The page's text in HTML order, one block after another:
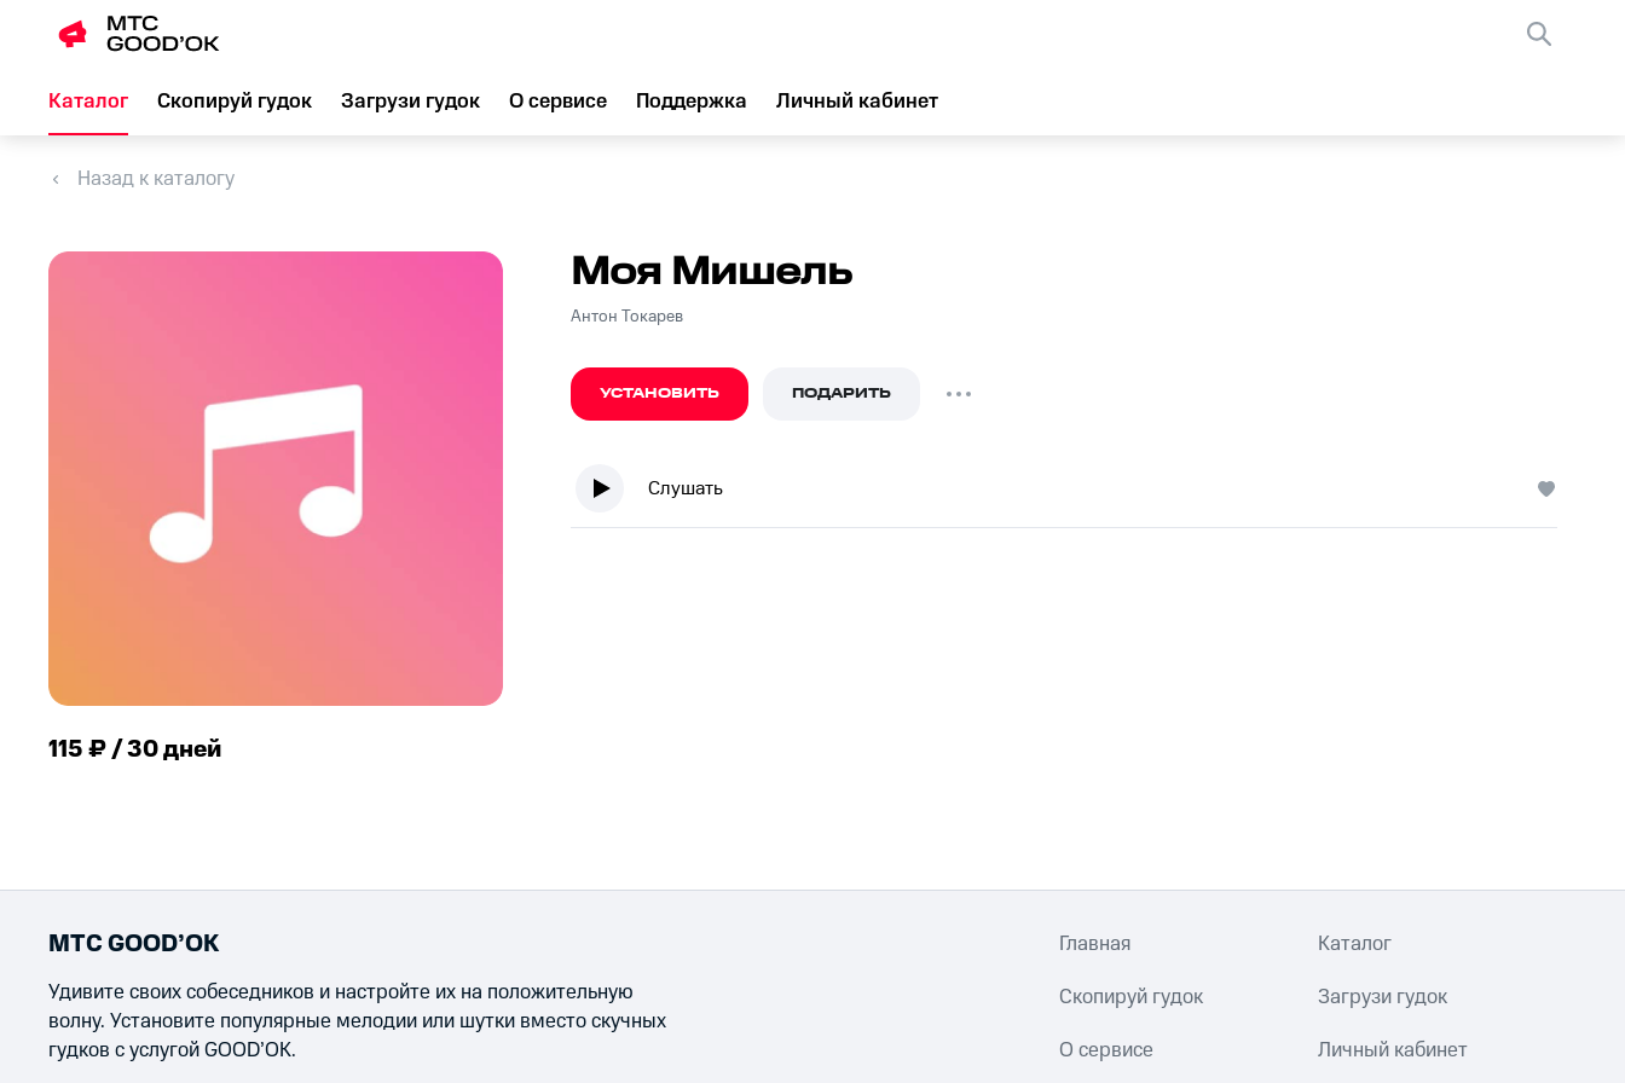
Каталог Скопируй гудок Загрузи гудок О сервисе Поддержка Личный кабинет
Назад к каталогу
115 ₽ / 30 дней
Моя Мишель
Антон Токарев
УСТАНОВИТЬ ПОДАРИТЬ
Слушать
МТС GOOD’OK
Удивите своих собеседников и настройте их на положительную
волну. Установите популярные мелодии или шутки вместо скучных
гудков с услугой GOOD’OK.
Главная Каталог
Скопируй гудок Загрузи гудок
О сервисе Личный кабинет